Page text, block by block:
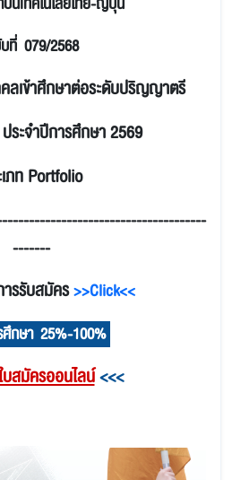
ที่ 079/2568
ลเข้าศึกษาต่อระดับปริญญาตรี
ระจำปีการศึกษา 2569
ภท Portfolio
-------
ารรับสมัคร>>Click<<
ศึกษา 25%-100%
สมัครออนไลน์<<<